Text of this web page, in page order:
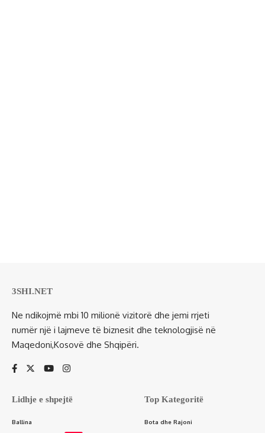
3SHI.NET
Ne ndikojmë mbi 10 milionë vizitorë dhe jemi rrjeti
numër një i lajmeve të biznesit dhe teknologjisë në
Maqedoni,Kosovë dhe Shqipëri.
Lidhje e shpejtë
Ballina
Top Kategoritë
Bota dhe Rajoni